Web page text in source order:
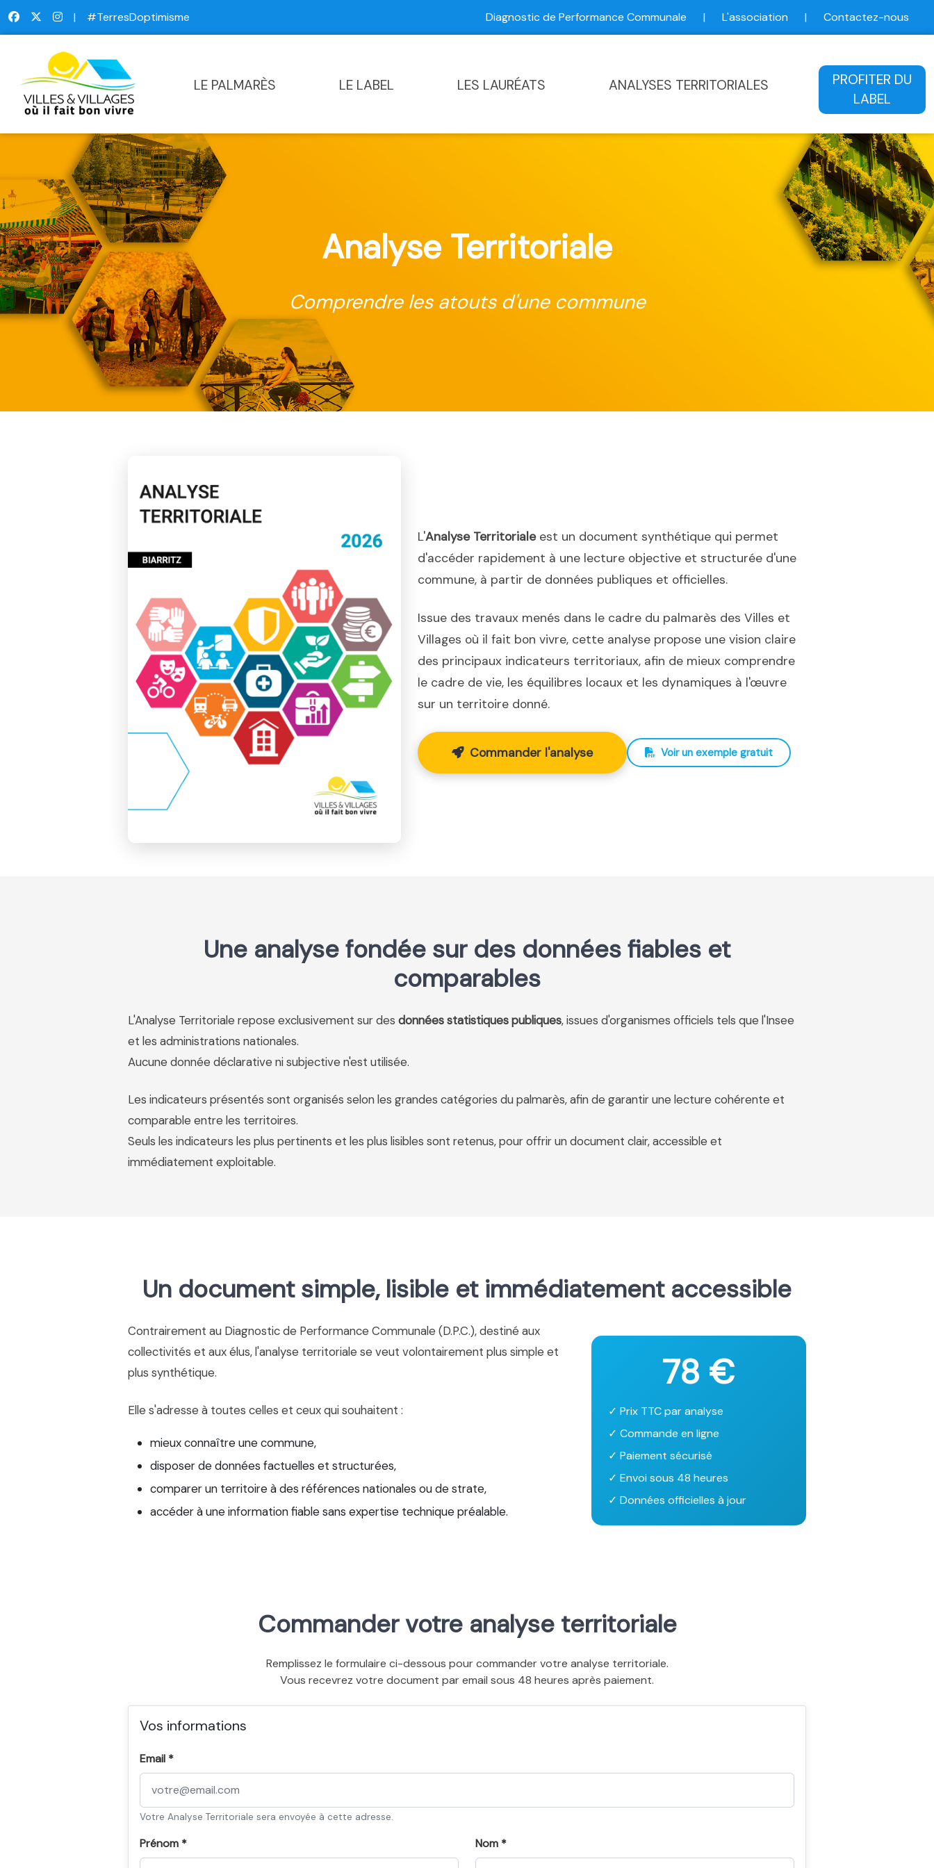
| #TerresDoptimisme Diagnostic de Performance Communale | L'association | Contactez-nous
LE PALMARÈS LE LABEL LES LAURÉATS ANALYSES TERRITORIALES
PROFITER DU
LABEL
Analyse Territoriale
Comprendre les atouts d'une commune
L'Analyse Territorialeest un document synthétique qui permet
d'accéder rapidement à une lecture objective et structurée d'une
commune, à partir de données publiques et officielles.
Issue des travaux menés dans le cadre du palmarès des Villes et
Villages où il fait bon vivre, cette analyse propose une vision claire
des principaux indicateurs territoriaux, afin de mieux comprendre
le cadre de vie, les équilibres locaux et les dynamiques à l'œuvre
sur un territoire donné.
Commander l'analyse Voir un exemple gratuit
Une analyse fondée sur des données fiables et
comparables
L'Analyse Territoriale repose exclusivement sur des données statistiques publiques, issues d'organismes officiels tels que l'Insee
et les administrations nationales.
Aucune donnée déclarative ni subjective n'est utilisée.
Les indicateurs présentés sont organisés selon les grandes catégories du palmarès, afin de garantir une lecture cohérente et
comparable entre les territoires.
Seuls les indicateurs les plus pertinents et les plus lisibles sont retenus, pour offrir un document clair, accessible et
immédiatement exploitable.
Un document simple, lisible et immédiatement accessible
Contrairement au Diagnostic de Performance Communale (D.P.C.), destiné aux
collectivités et aux élus, l'analyse territoriale se veut volontairement plus simple et
plus synthétique.
Elle s'adresse à toutes celles et ceux qui souhaitent :
mieux connaître une commune,
disposer de données factuelles et structurées,
comparer un territoire à des références nationales ou de strate,
accéder à une information fiable sans expertise technique préalable.
78 €
✓ Prix TTC par analyse
✓ Commande en ligne
✓ Paiement sécurisé
✓ Envoi sous 48 heures
✓ Données officielles à jour
Commander votre analyse territoriale
Remplissez le formulaire ci-dessous pour commander votre analyse territoriale.
Vous recevrez votre document par email sous 48 heures après paiement.
Vos informations
Email *
Votre Analyse Territoriale sera envoyée à cette adresse.
Prénom * Nom *